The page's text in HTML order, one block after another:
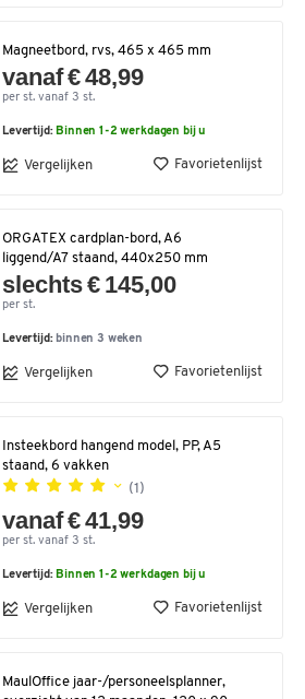
Magneetbord, rvs, 465 x 465 mm
vanaf € 48,99
per st. vanaf 3 st.
Levertijd:Binnen 1-2 werkdagen bij u
Vergelijken Favorietenlijst
ORGATEX cardplan-bord, A6
liggend/A7 staand, 440x250 mm
slechts € 145,00
per st.
Levertijd:binnen 3 weken
Vergelijken Favorietenlijst
Insteekbord hangend model, PP, A5
staand, 6 vakken
(1)
vanaf € 41,99
per st. vanaf 3 st.
Levertijd:Binnen 1-2 werkdagen bij u
Vergelijken Favorietenlijst
MaulOffice jaar-/personeelsplanner,